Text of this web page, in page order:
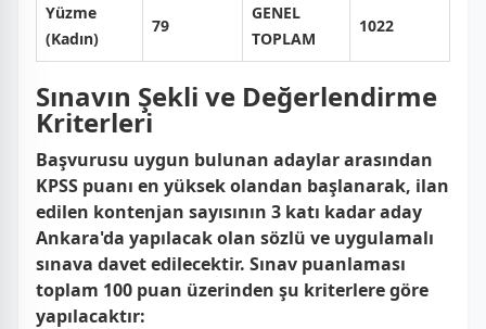
Yüzme
(Kadın)
79
GENEL
TOPLAM
1022
Sınavın Şekli ve Değerlendirme
Kriterleri
Başvurusu uygun bulunan adaylar arasından
KPSS puanı en yüksek olandan başlanarak, ilan
edilen kontenjan sayısının 3 katı kadar aday
Ankara'da yapılacak olan sözlü ve uygulamalı
sınava davet edilecektir. Sınav puanlaması
toplam 100 puan üzerinden şu kriterlere göre
yapılacaktır: